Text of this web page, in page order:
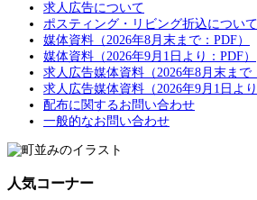
求人広告について
ポスティング・リビング折込について
媒体資料（2026年8月末まで：PDF）
媒体資料（2026年9月1日より：PDF）
求人広告媒体資料（2026年8月末まで
求人広告媒体資料（2026年9月1日より
配布に関するお問い合わせ
一般的なお問い合わせ
人気コーナー